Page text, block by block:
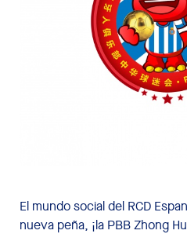
El mundo social del RCD
nueva peña, ¡la PBB Zhong